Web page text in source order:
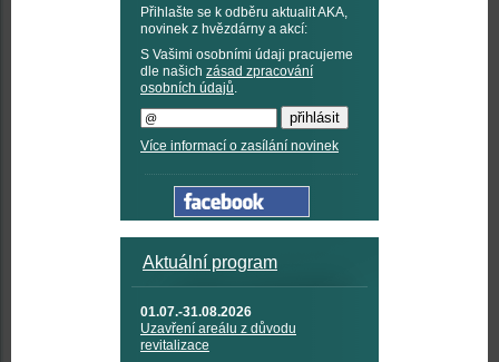
Přihlašte se k odběru aktualit AKA,
novinek z hvězdárny a akcí:
S Vašimi osobními údaji pracujeme
dle našich zásad zpracování
osobních údajů.
Více informací o zasílání novinek
Aktuální program
01.07.-31.08.2026
Uzavření areálu z důvodu
revitalizace